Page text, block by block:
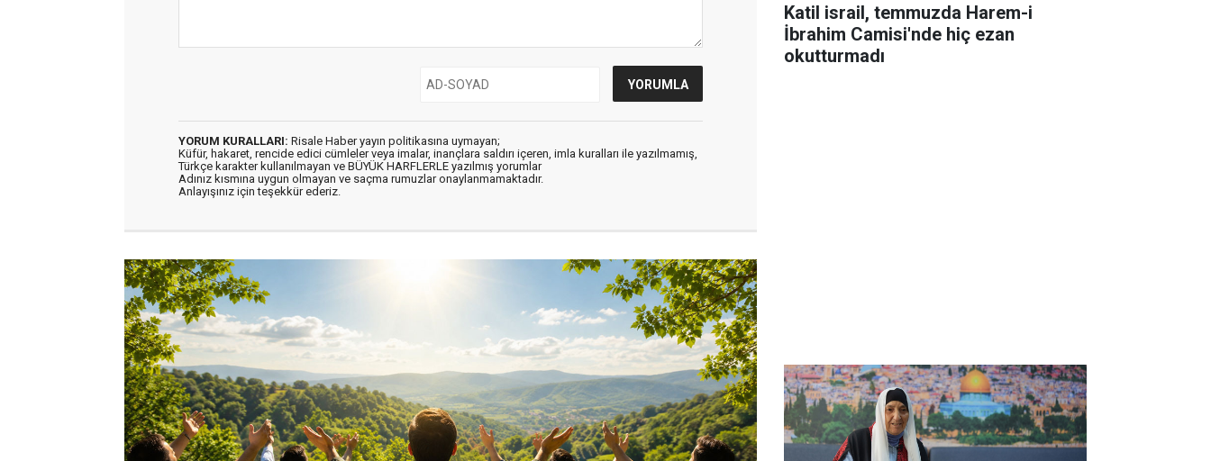
YORUM KURALLARI: Risale Haber yayın politikasına uymayan;
Küfür, hakaret, rencide edici cümleler veya imalar, inançlara saldırı içeren, imla kuralları ile yazılmamış,
Türkçe karakter kullanılmayan ve BÜYÜK HARFLERLE yazılmış yorumlar
Adınız kısmına uygun olmayan ve saçma rumuzlar onaylanmamaktadır.
Anlayışınız için teşekkür ederiz.
Katil israil, temmuzda Harem-i
İbrahim Camisi'nde hiç ezan
okutturmadı